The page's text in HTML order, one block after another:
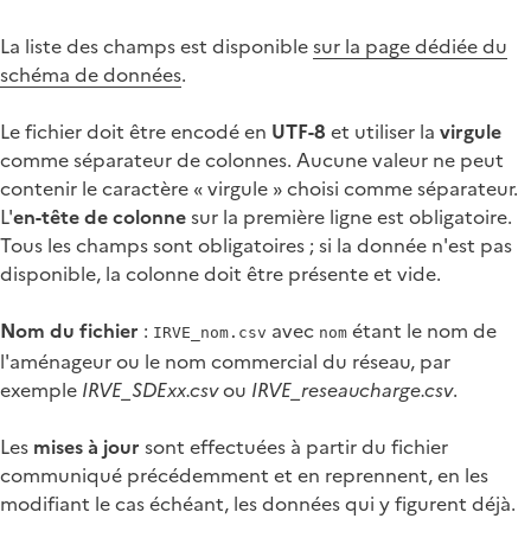
La liste des champs est disponiblesur la page dédiée du
schéma de données.
Le fichier doit être encodé en UTF-8 et utiliser la virgule
comme séparateur de colonnes. Aucune valeur ne peut
contenir le caractère « virgule » choisi comme séparateur.
L'en-tête de colonnesur la première ligne est obligatoire.
Tous les champs sont obligatoires ; si la donnée n'est pas
disponible, la colonne doit être présente et vide.
Nom du fichier : IRVE_nom.csv avec nom étant le nom de
l'aménageur ou le nom commercial du réseau, par
exemple IRVE_SDExx.csvou IRVE_reseaucharge.csv.
Les mises à jour sont effectuées à partir du fichier
communiqué précédemment et en reprennent, en les
modifiant le cas échéant, les données qui y figurent déjà.